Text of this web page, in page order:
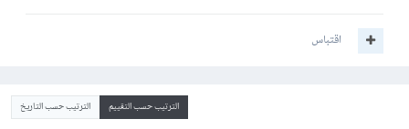
اقتباس
الترتيب حسب التقييم الترتيب حسب التاريخ